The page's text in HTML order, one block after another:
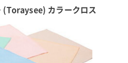
(Toraysee) カラークロス